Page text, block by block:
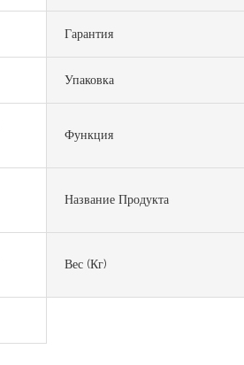
Гарантия
Упаковка
Функция
Название Продукта
Вес (кг)